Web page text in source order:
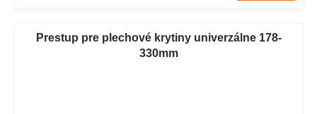
Prestup pre plechové krytiny univerzálne 178-
330mm